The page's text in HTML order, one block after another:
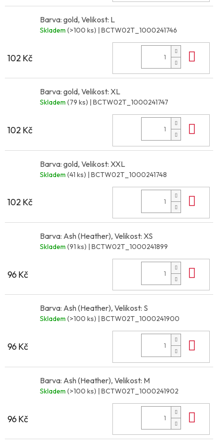
Barva: gold, Velikost: L
Skladem (>100 ks) | BCTW02T_1000241746
102 Kč
Barva: gold, Velikost: XL
Skladem (79 ks) | BCTW02T_1000241747
102 Kč
Barva: gold, Velikost: XXL
Skladem (41 ks) | BCTW02T_1000241748
102 Kč
Barva: Ash (Heather), Velikost: XS
Skladem (91 ks) | BCTW02T_1000241899
96 Kč
Barva: Ash (Heather), Velikost: S
Skladem (>100 ks) | BCTW02T_1000241900
96 Kč
Barva: Ash (Heather), Velikost: M
Skladem (>100 ks) | BCTW02T_1000241902
96 Kč